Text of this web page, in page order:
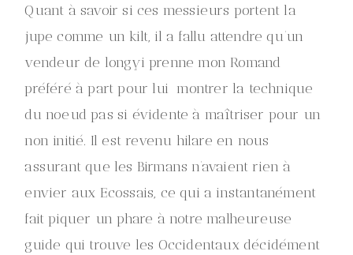
Quant à savoir si ces messieurs portent la
jupe comme un kilt, il a fallu attendre qu’un
vendeur de longyi prenne mon Romand
préféré à part pour lui montrer la technique
du noeud pas si évidente à maîtriser pour un
non initié. Il est revenu hilare en nous
assurant que les Birmans n’avaient rien à
envier aux Ecossais, ce qui a instantanément
fait piquer un phare à notre malheureuse
guide qui trouve les Occidentaux décidément